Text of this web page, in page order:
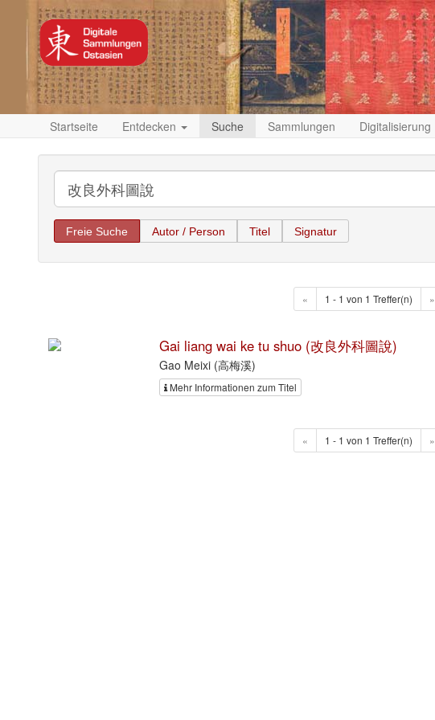
Startseite Entdecken Suche Sammlungen Digitalisierung
Freie Suche Autor / Person Titel Signatur
« 1 - 1 von 1 Treffer(n) »
Gai liang wai ke tu shuo (改良外科圖說)
Gao Meixi (高梅溪)
Mehr Informationen zum Titel
« 1 - 1 von 1 Treffer(n) »